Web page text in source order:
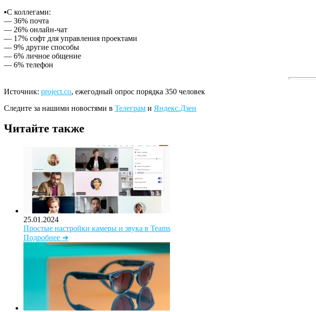
▪️С коллегами:
— 36% почта
— 26% онлайн-чат
— 17% софт для управления проектами
— 9% другие способы
— 6% личное общение
— 6% телефон
Источник: project.co, ежегодный опрос порядка 350 человек
Следите за нашими новостями в Телеграм и Яндекс.Дзен
Читайте также
25.01.2024
Простые настройки камеры и звука в Teams
Подробнее ➜